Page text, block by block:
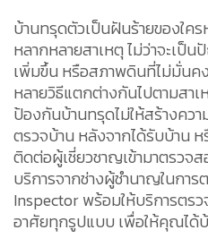
บ้านทรุดตัวเป็นฝันร้ายของใค
หลากหลายสาเหตุ ไม่ว่าจะเป็
เพิ่มขึ้น หรือสภาพดินที่ไม่มั่นค
หลายวิธีแตกต่างกันไปตามสาเ
ป้องกันบ้านทรุดไม่ให้สร้างคว
ตรวจบ้าน หลังจากได้รับบ้า
ติดต่อผู้เชี่ยวชาญเข้ามาตรวจ
บริการจากช่างผู้ชำนาญในการ
Inspector พร้อมให้บริการตร
อาศัยทุกรูปแบบ เพื่อให้คุณไ